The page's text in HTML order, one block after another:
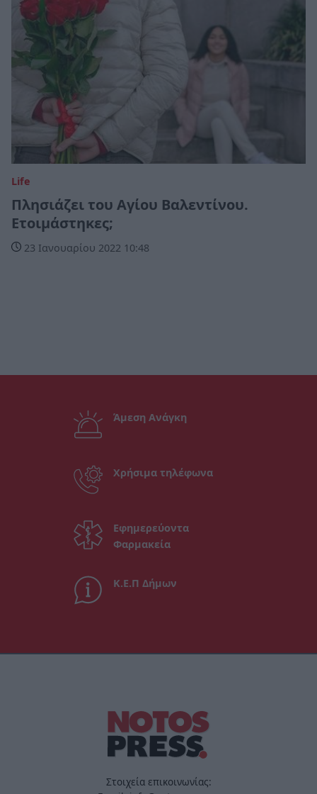
Life
Πλησιάζει του Αγίου Βαλεντίνου.
Ετοιμάστηκες;
23 Ιανουαρίου 2022 10:48
Άμεση Ανάγκη
Χρήσιμα τηλέφωνα
Εφημερεύοντα
Φαρμακεία
Κ.Ε.Π Δήμων
Στοιχεία επικοινωνίας: